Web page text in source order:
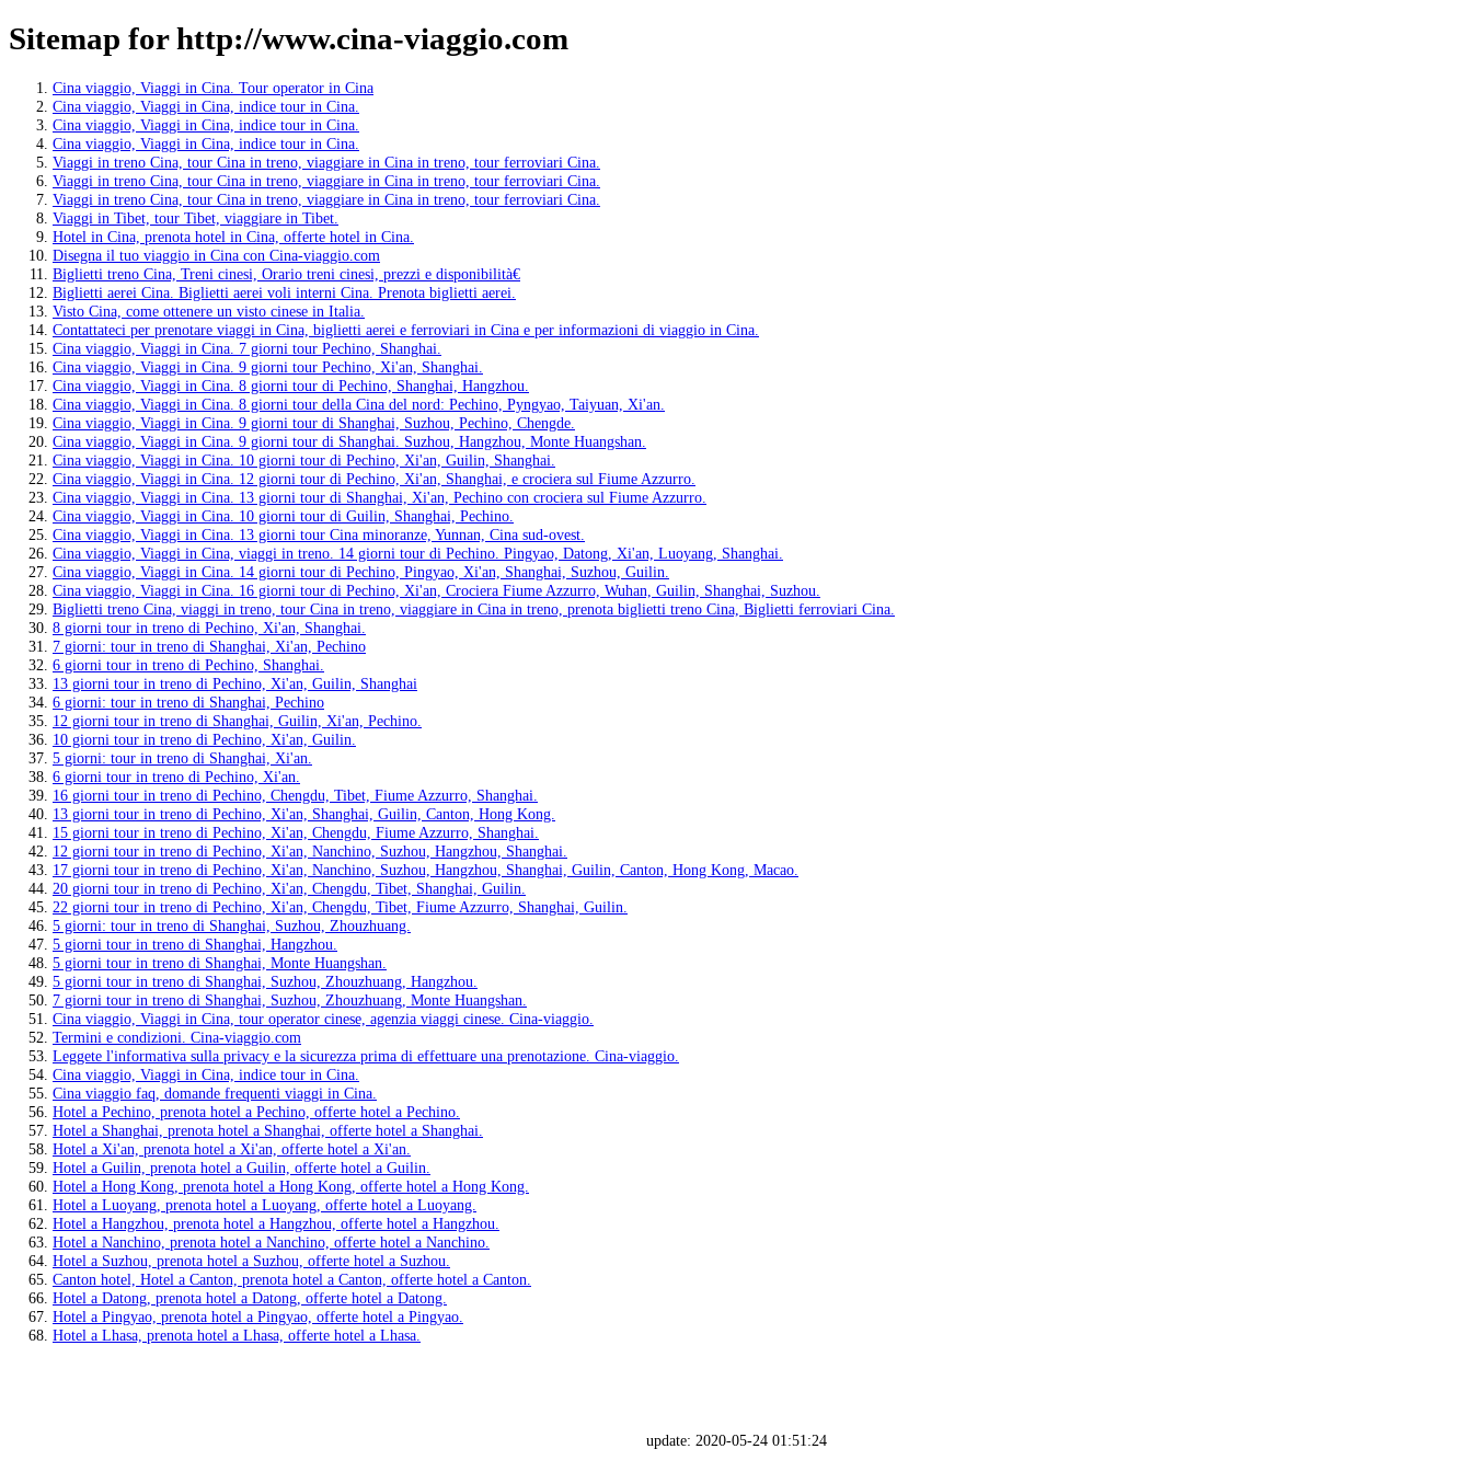
Sitemap for http://www.cina-viaggio.com
Cina viaggio, Viaggi in Cina. Tour operator in Cina
Cina viaggio, Viaggi in Cina, indice tour in Cina.
Cina viaggio, Viaggi in Cina, indice tour in Cina.
Cina viaggio, Viaggi in Cina, indice tour in Cina.
Viaggi in treno Cina, tour Cina in treno, viaggiare in Cina in treno, tour ferroviari Cina.
Viaggi in treno Cina, tour Cina in treno, viaggiare in Cina in treno, tour ferroviari Cina.
Viaggi in treno Cina, tour Cina in treno, viaggiare in Cina in treno, tour ferroviari Cina.
Viaggi in Tibet, tour Tibet, viaggiare in Tibet.
Hotel in Cina, prenota hotel in Cina, offerte hotel in Cina.
Disegna il tuo viaggio in Cina con Cina-viaggio.com
Biglietti treno Cina, Treni cinesi, Orario treni cinesi, prezzi e disponibilità€
Biglietti aerei Cina. Biglietti aerei voli interni Cina. Prenota biglietti aerei.
Visto Cina, come ottenere un visto cinese in Italia.
Contattateci per prenotare viaggi in Cina, biglietti aerei e ferroviari in Cina e per informazioni di viaggio in Cina.
Cina viaggio, Viaggi in Cina. 7 giorni tour Pechino, Shanghai.
Cina viaggio, Viaggi in Cina. 9 giorni tour Pechino, Xi'an, Shanghai.
Cina viaggio, Viaggi in Cina. 8 giorni tour di Pechino, Shanghai, Hangzhou.
Cina viaggio, Viaggi in Cina. 8 giorni tour della Cina del nord: Pechino, Pyngyao, Taiyuan, Xi'an.
Cina viaggio, Viaggi in Cina. 9 giorni tour di Shanghai, Suzhou, Pechino, Chengde.
Cina viaggio, Viaggi in Cina. 9 giorni tour di Shanghai. Suzhou, Hangzhou, Monte Huangshan.
Cina viaggio, Viaggi in Cina. 10 giorni tour di Pechino, Xi'an, Guilin, Shanghai.
Cina viaggio, Viaggi in Cina. 12 giorni tour di Pechino, Xi'an, Shanghai, e crociera sul Fiume Azzurro.
Cina viaggio, Viaggi in Cina. 13 giorni tour di Shanghai, Xi'an, Pechino con crociera sul Fiume Azzurro.
Cina viaggio, Viaggi in Cina. 10 giorni tour di Guilin, Shanghai, Pechino.
Cina viaggio, Viaggi in Cina. 13 giorni tour Cina minoranze, Yunnan, Cina sud-ovest.
Cina viaggio, Viaggi in Cina, viaggi in treno. 14 giorni tour di Pechino. Pingyao, Datong, Xi'an, Luoyang, Shanghai.
Cina viaggio, Viaggi in Cina. 14 giorni tour di Pechino, Pingyao, Xi'an, Shanghai, Suzhou, Guilin.
Cina viaggio, Viaggi in Cina. 16 giorni tour di Pechino, Xi'an, Crociera Fiume Azzurro, Wuhan, Guilin, Shanghai, Suzhou.
Biglietti treno Cina, viaggi in treno, tour Cina in treno, viaggiare in Cina in treno, prenota biglietti treno Cina, Biglietti ferroviari Cina.
8 giorni tour in treno di Pechino, Xi'an, Shanghai.
7 giorni: tour in treno di Shanghai, Xi'an, Pechino
6 giorni tour in treno di Pechino, Shanghai.
13 giorni tour in treno di Pechino, Xi'an, Guilin, Shanghai
6 giorni: tour in treno di Shanghai, Pechino
12 giorni tour in treno di Shanghai, Guilin, Xi'an, Pechino.
10 giorni tour in treno di Pechino, Xi'an, Guilin.
5 giorni: tour in treno di Shanghai, Xi'an.
6 giorni tour in treno di Pechino, Xi'an.
16 giorni tour in treno di Pechino, Chengdu, Tibet, Fiume Azzurro, Shanghai.
13 giorni tour in treno di Pechino, Xi'an, Shanghai, Guilin, Canton, Hong Kong.
15 giorni tour in treno di Pechino, Xi'an, Chengdu, Fiume Azzurro, Shanghai.
12 giorni tour in treno di Pechino, Xi'an, Nanchino, Suzhou, Hangzhou, Shanghai.
17 giorni tour in treno di Pechino, Xi'an, Nanchino, Suzhou, Hangzhou, Shanghai, Guilin, Canton, Hong Kong, Macao.
20 giorni tour in treno di Pechino, Xi'an, Chengdu, Tibet, Shanghai, Guilin.
22 giorni tour in treno di Pechino, Xi'an, Chengdu, Tibet, Fiume Azzurro, Shanghai, Guilin.
5 giorni: tour in treno di Shanghai, Suzhou, Zhouzhuang.
5 giorni tour in treno di Shanghai, Hangzhou.
5 giorni tour in treno di Shanghai, Monte Huangshan.
5 giorni tour in treno di Shanghai, Suzhou, Zhouzhuang, Hangzhou.
7 giorni tour in treno di Shanghai, Suzhou, Zhouzhuang, Monte Huangshan.
Cina viaggio, Viaggi in Cina, tour operator cinese, agenzia viaggi cinese. Cina-viaggio.
Termini e condizioni. Cina-viaggio.com
Leggete l'informativa sulla privacy e la sicurezza prima di effettuare una prenotazione. Cina-viaggio.
Cina viaggio, Viaggi in Cina, indice tour in Cina.
Cina viaggio faq, domande frequenti viaggi in Cina.
Hotel a Pechino, prenota hotel a Pechino, offerte hotel a Pechino.
Hotel a Shanghai, prenota hotel a Shanghai, offerte hotel a Shanghai.
Hotel a Xi'an, prenota hotel a Xi'an, offerte hotel a Xi'an.
Hotel a Guilin, prenota hotel a Guilin, offerte hotel a Guilin.
Hotel a Hong Kong, prenota hotel a Hong Kong, offerte hotel a Hong Kong.
Hotel a Luoyang, prenota hotel a Luoyang, offerte hotel a Luoyang.
Hotel a Hangzhou, prenota hotel a Hangzhou, offerte hotel a Hangzhou.
Hotel a Nanchino, prenota hotel a Nanchino, offerte hotel a Nanchino.
Hotel a Suzhou, prenota hotel a Suzhou, offerte hotel a Suzhou.
Canton hotel, Hotel a Canton, prenota hotel a Canton, offerte hotel a Canton.
Hotel a Datong, prenota hotel a Datong, offerte hotel a Datong.
Hotel a Pingyao, prenota hotel a Pingyao, offerte hotel a Pingyao.
Hotel a Lhasa, prenota hotel a Lhasa, offerte hotel a Lhasa.
update: 2020-05-24 01:51:24